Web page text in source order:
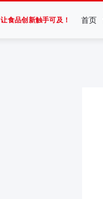
让食品创新触手可及！ 首页